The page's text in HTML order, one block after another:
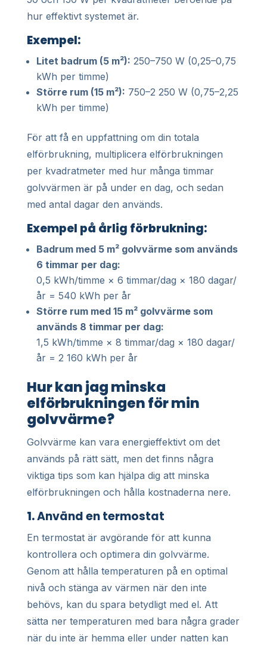
hur effektivt systemet är.
Exempel:
Litet badrum (5 m²): 250–750 W (0,25–0,75
kWh per timme)
Större rum (15 m²): 750–2 250 W (0,75–2,25
kWh per timme)
För att få en uppfattning om din totala
elförbrukning, multiplicera elförbrukningen
per kvadratmeter med hur många timmar
golvvärmen är på under en dag, och sedan
med antal dagar den används.
Exempel på årlig förbrukning:
Badrum med 5 m² golvvärme som används
6 timmar per dag:
0,5 kWh/timme × 6 timmar/dag × 180 dagar/
år = 540 kWh per år
Större rum med 15 m² golvvärme som
används 8 timmar per dag:
1,5 kWh/timme × 8 timmar/dag × 180 dagar/
år = 2 160 kWh per år
Hur kan jag minska
elförbrukningen för min
golvvärme?
Golvvärme kan vara energieffektivt om det
används på rätt sätt, men det finns några
viktiga tips som kan hjälpa dig att minska
elförbrukningen och hålla kostnaderna nere.
1.Använd en termostat
En termostat är avgörande för att kunna
kontrollera och optimera din golvvärme.
Genom att hålla temperaturen på en optimal
nivå och stänga av värmen när den inte
behövs, kan du spara betydligt med el. Att
sätta ner temperaturen med bara några grader
när du inte är hemma eller under natten kan